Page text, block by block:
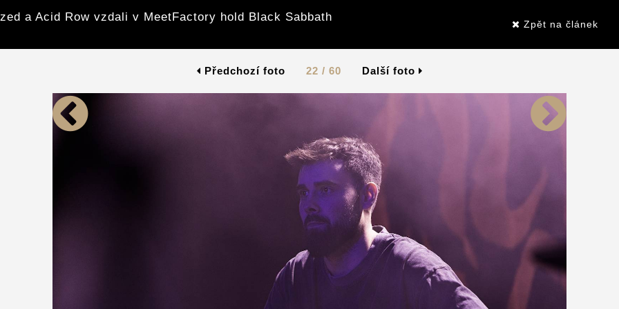
a Acid Row vzdali v MeetFactory hold Black Sabbath
Zpět na článek
Předchozí foto 22 / 60 Další foto